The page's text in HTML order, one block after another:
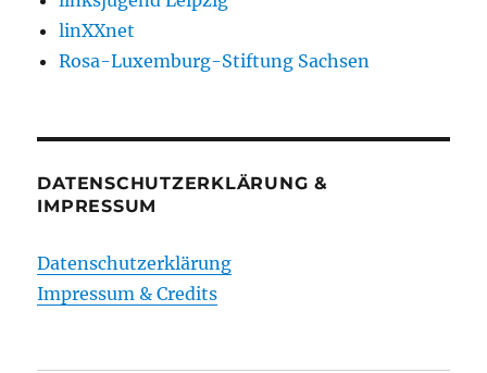
linXXnet
Rosa-Luxemburg-Stiftung Sachsen
DATENSCHUTZERKLÄRUNG &
IMPRESSUM
Datenschutzerklärung
Impressum & Credits